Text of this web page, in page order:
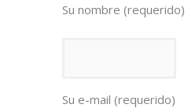
Su nombre (requerido)
Su e-mail (requerido)